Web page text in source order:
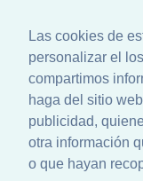
Las cookies de
personalizar el
compartimos
haga del sitio
publicidad,
otra información
o que hayan